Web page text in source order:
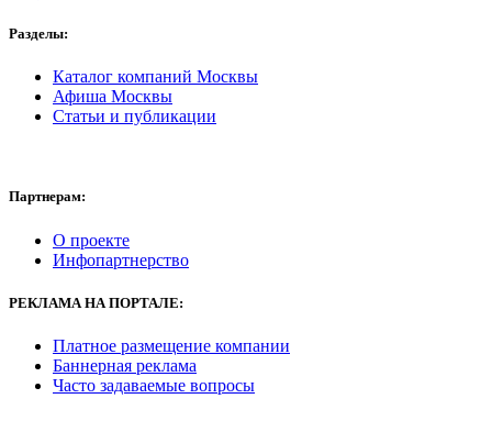
Разделы:
Каталог компаний Москвы
Афиша Москвы
Статьи и публикации
Партнерам:
О проекте
Инфопартнерство
РЕКЛАМА НА ПОРТАЛЕ:
Платное размещение компании
Баннерная реклама
Часто задаваемые вопросы